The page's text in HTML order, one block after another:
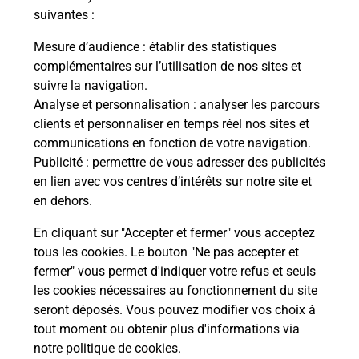
suivantes :
Mesure d’audience : établir des statistiques
complémentaires sur l’utilisation de nos sites et
suivre la navigation.
Analyse et personnalisation : analyser les parcours
clients et personnaliser en temps réel nos sites et
communications en fonction de votre navigation.
Publicité : permettre de vous adresser des publicités
en lien avec vos centres d’intérêts sur notre site et
en dehors.
En cliquant sur "Accepter et fermer" vous acceptez
tous les cookies. Le bouton "Ne pas accepter et
fermer" vous permet d'indiquer votre refus et seuls
les cookies nécessaires au fonctionnement du site
seront déposés. Vous pouvez modifier vos choix à
tout moment ou obtenir plus d'informations via
notre politique de cookies.
En savoir plus
Souscrire à la téléassistance
Besoin d’un système de téléassistance à l’intérieur
et/ou à l’extérieur de votre domicile ? Découvrez
les offres téléalarme dans votre bureau de Poste à
LE LION D ANGERS.
En savoir plus
LE LION D ANGERS
LE LION D ANGERS